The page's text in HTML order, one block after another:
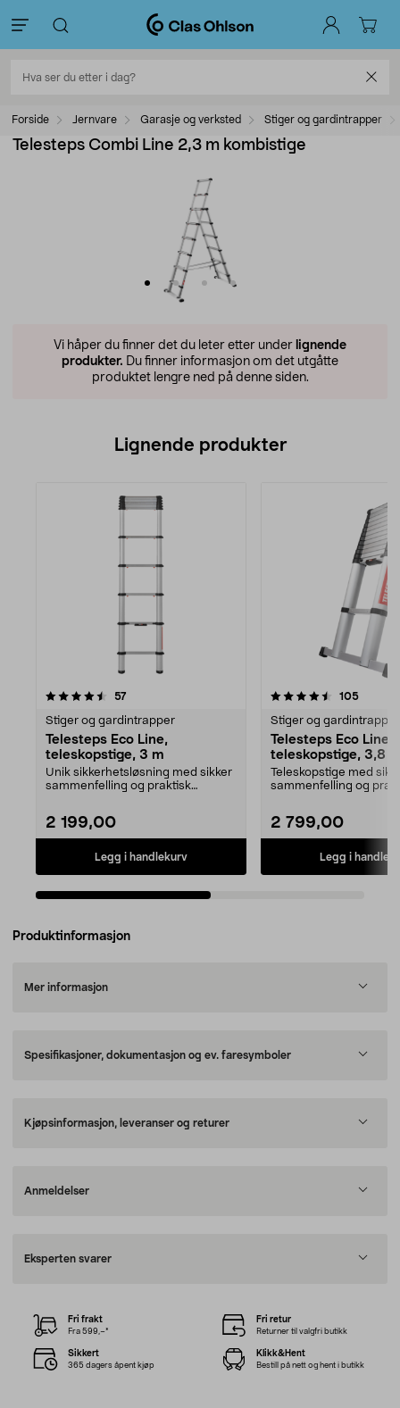
Forside Jernvare Garasje og verksted Stiger og gardintrapper
Telesteps Combi Line 2,3 m kombistige
Vi håper du finner det du leter etter under lignende
produkter. Du finner informasjon om det utgåtte
produktet lengre ned på denne siden.
Lignende produkter
57anmeldelser
Stiger og gardintrapper
Telesteps Eco Line,
teleskopstige, 3 m
Unik sikkerhetsløsning med sikker
sammenfelling og praktisk
2 199,00
Legg i handlekurv
4.5av 5 stjerner 105
Stiger og gardintrapper
Telesteps Eco Line,
teleskopstige, 3,8
Teleskopstige med
sammenfelling og
2 799,00
Legg i
4.5av 5 stjerner
Produktinformasjon
Mer informasjon
Spesifikasjoner, dokumentasjon og ev. faresymboler
Kjøpsinformasjon, leveranser og returer
Anmeldelser
Eksperten svarer
Fri frakt
Fra 599,–*
Fri retur
Returner til valgfri butikk
Sikkert
365 dagers åpent kjøp
Klikk&Hent
Bestill på nett og hent i butikk